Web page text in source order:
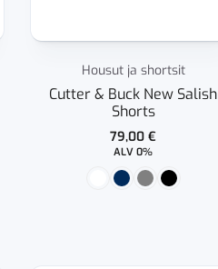
Housut ja shortsit
Cutter & Buck New Salish
Shorts
79,00€
ALV 0%